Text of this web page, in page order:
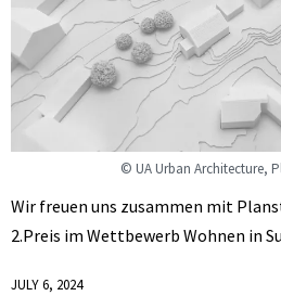
© UA Urban Architecture,
Wir freuen uns zusammen mit
2.Preis im Wettbewerb Wohnen in
JULY 6, 2024